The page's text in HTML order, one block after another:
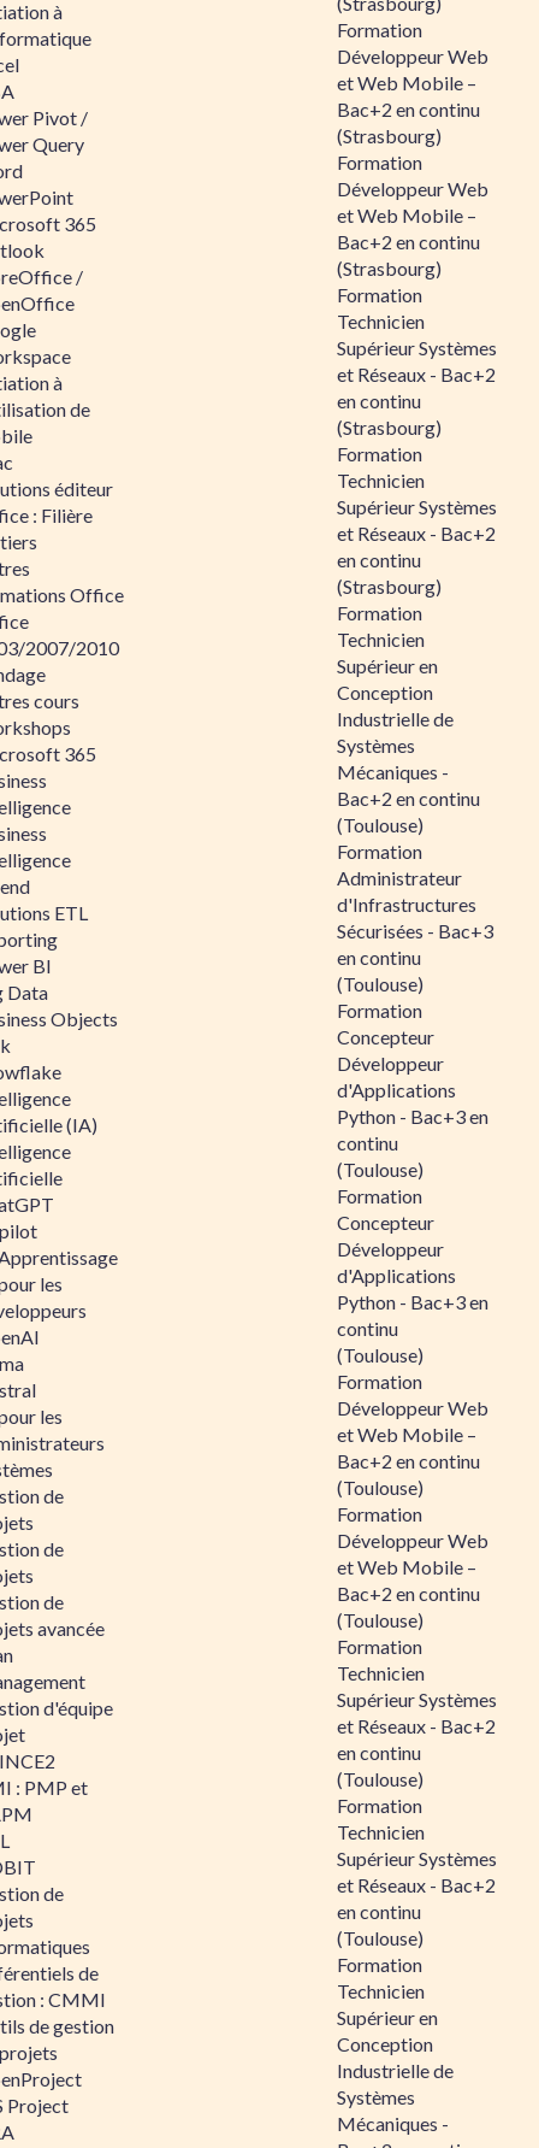
à
Pivot /
Query
365
/
à
de
éditeur
: Filière
Office
2007/2010
cours
365
ETL
BI
Data
Objects
(IA)
les
les
de
de
de
avancée
d'équipe
: PMP et
de
de
: CMMI
de gestion
Project
Formation
Développeur Web
et Web Mobile –
Bac+2 en continu
(Strasbourg)
Formation
Développeur Web
et Web Mobile –
Bac+2 en continu
(Strasbourg)
Formation
Technicien
Supérieur Systèmes
et Réseaux - Bac+2
en continu
(Strasbourg)
Formation
Technicien
Supérieur Systèmes
et Réseaux - Bac+2
en continu
(Strasbourg)
Formation
Technicien
Supérieur en
Conception
Industrielle de
Systèmes
Mécaniques -
Bac+2 en continu
(Toulouse)
Formation
Administrateur
d'Infrastructures
Sécurisées - Bac+3
en continu
(Toulouse)
Formation
Concepteur
Développeur
d'Applications
Python - Bac+3 en
continu
(Toulouse)
Formation
Concepteur
Développeur
d'Applications
Python - Bac+3 en
continu
(Toulouse)
Formation
Développeur Web
et Web Mobile –
Bac+2 en continu
(Toulouse)
Formation
Développeur Web
et Web Mobile –
Bac+2 en continu
(Toulouse)
Formation
Technicien
Supérieur Systèmes
et Réseaux - Bac+2
en continu
(Toulouse)
Formation
Technicien
Supérieur Systèmes
et Réseaux - Bac+2
en continu
(Toulouse)
Formation
Technicien
Supérieur en
Conception
Industrielle de
Systèmes
Mécaniques -